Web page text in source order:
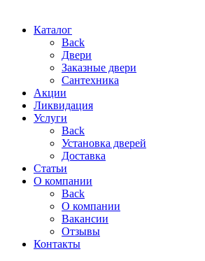
Каталог
Back
Двери
Заказные двери
Сантехника
Акции
Ликвидация
Услуги
Back
Установка дверей
Доставка
Статьи
О компании
Back
О компании
Вакансии
Отзывы
Контакты